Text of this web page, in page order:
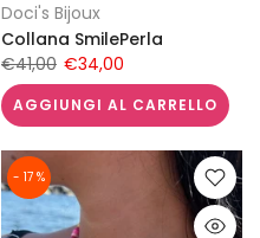
Doci's Bijoux
Collana SmilePerla
€41,00 €34,00
AGGIUNGI AL CARRELLO
- 17 %